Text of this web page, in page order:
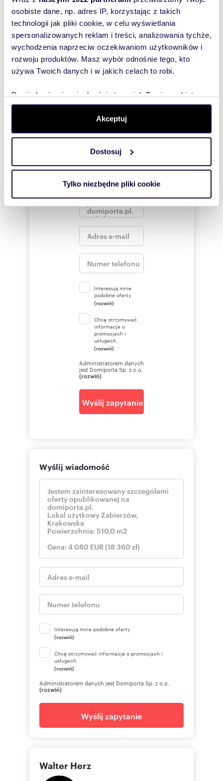
osobiste dane, np. adres IP, korzystając z takich
technologii jak pliki cookie, w celu wyświetlania
spersonalizowanych reklam i treści, analizowania tychże,
wychodzenia naprzeciw oczekiwaniom użytkowników i
rozwoju produktów. Masz wybór odnośnie tego, kto
używa Twoich danych i w jakich celach to robi.
Dowiedz się więcej odnośnie tego, jak Twoje osobiste
dane są przetwarzane oraz ustaw własne preferencje w
. W Deklaracji plików cookie możesz
zmienić lub wycofać swoją zgodę w dowolnej chwili.
Wykorzystujemy pliki cookie do spersonalizowania treści
i reklam, aby oferować funkcje społecznościowe i
korzystasz z naszej witryny, udostępniamy partnerom
Partnerzy mogą połączyć te informacje z innymi danymi
otrzymanymi od Ciebie lub uzyskanymi podczas
korzystania z ich usług.
Akceptuj
Dostosuj
Tylko niezbędne pliki cookie
wiadomość
To najlepszy
sposób, aby
właściciel
oferty
Tobą
skontaktował!
Interesują mnie
podobne oferty
(rozwiń)
Chcę otrzymywać
informacje o
promocjach i
usługach.
(rozwiń)
Administratorem danych
jest Domiporta Sp. z o.o.
(rozwiń)
Wyślij zapytanie
Wyślij wiadomość
Interesują mnie podobne oferty
(rozwiń)
Chcę otrzymywać informacje o promocjach i
usługach.
(rozwiń)
Administratorem danych jest Domiporta Sp. z o.o.
(rozwiń)
Wyślij zapytanie
Walter Herz